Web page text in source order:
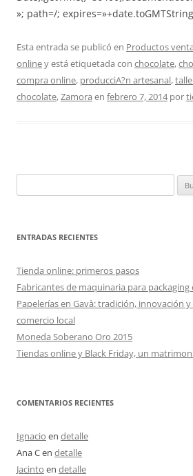
»; path=/;
Esta entrada se publicó en Productos
onliney está etiquetada con chocolate,
compra online, producciA?n artesanal,
chocolate,Zamora en febrero 7, 2014por
ENTRADAS RECIENTES
Tienda online: primeros pasos
Fabricantes de maquinaria para packaging
Papelerías en Gavà: tradición, innovación
comercio local
Moneda Soberano Oro 2015
Tiendas online y Black Friday, un
COMENTARIOS RECIENTES
Ignacio en detalle
Ana Cen detalle
Jacinto en detalle